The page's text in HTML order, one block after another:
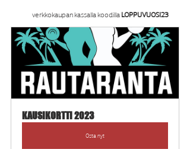
verkkokaupan kassalla koodilla LOPPUVUOSI23
KAUSIKORTTI 2023
Osta nyt